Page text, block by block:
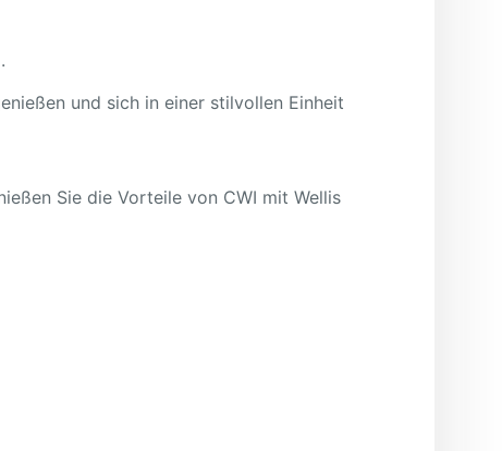
und sich in einer stilvollen Einheit
Sie die Vorteile von CWI mit Wellis